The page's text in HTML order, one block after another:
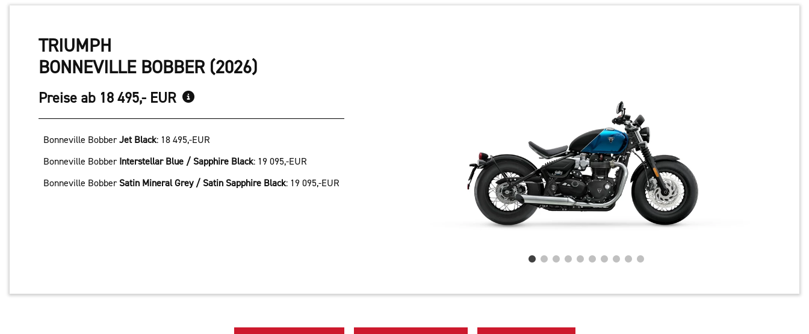
TRIUMPH
BONNEVILLE BOBBER (2026)
Preise ab 18 495,- EUR
Bonneville BobberJet Black: 18 495,-EUR
Bonneville Bobber Interstellar Blue / Sapphire Black: 19 095,-EUR
Bonneville BobberSatin Mineral Grey / Satin Sapphire Black: 19 095,-EUR